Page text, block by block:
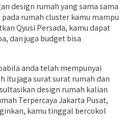
design rumah yang sama sama
rumah cluster kamu mampu
Qyusi Persada, kamu dapat
dan juga budget bisa
anda telah mempunyai
itu jaga surat surat rumah dan
design rumah kalian
Terpercaya Jakarta Pusat,
kamu tinggal bercokol